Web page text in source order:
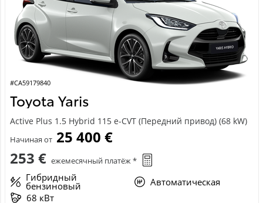
#CA59179840
Toyota Yaris
Active Plus 1.5 Hybrid 115 e-CVT (Передний привод) (68 kW)
Начиная от 25 400 €
253 € ежемесячный платёж *
Гибридный
бензиновый
Автоматическая
68 кВт